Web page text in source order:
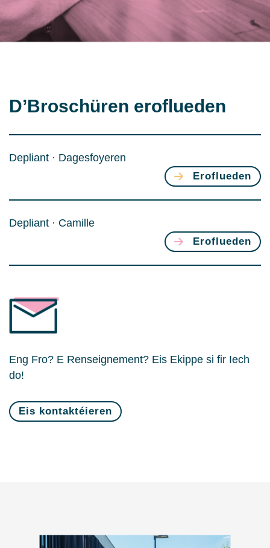
D’Broschüren eroflueden
Depliant · Dagesfoyeren
Eroflueden
Depliant · Camille
Eroflueden
Eng Fro? E Renseignement? Eis Ekippe si fir Iech
do!
Eis kontaktéieren